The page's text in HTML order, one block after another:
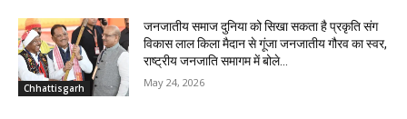
Chhattisgarh
जनजातीय समाज दुनिया को सिखा सकता है प्रकृति संग
विकास लाल किला मैदान से गूंजा जनजातीय गौरव का स्वर,
राष्ट्रीय जनजाति समागम में बोले...
May 24, 2026